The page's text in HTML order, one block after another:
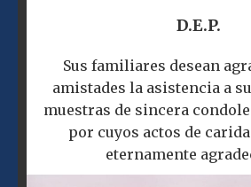
D.E.P.
Sus familiares desean
amistades la asistencia a
muestras de sincera
por cuyos actos de
eternamente